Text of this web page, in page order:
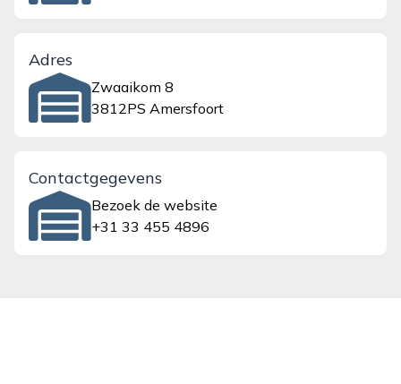
Adres
Zwaaikom 8
3812PS Amersfoort
Contactgegevens
Bezoek de website
+31 33 455 4896